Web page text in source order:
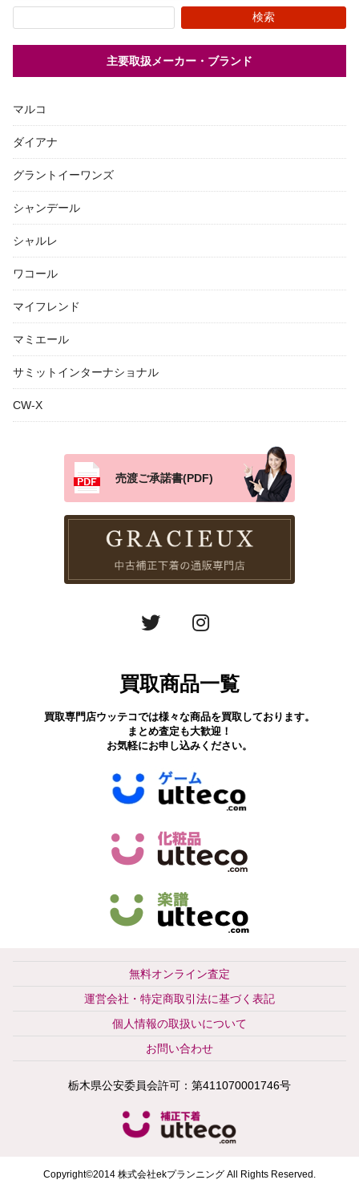
主要取扱メーカー・ブランド
マルコ
ダイアナ
グラントイーワンズ
シャンデール
シャルレ
ワコール
マイフレンド
マミエール
サミットインターナショナル
CW-X
売渡ご承諾書(PDF)
買取商品一覧
買取専門店ウッテコでは様々な商品を買取しております。
まとめ査定も大歓迎！
お気軽にお申し込みください。
無料オンライン査定
運営会社・特定商取引法に基づく表記
個人情報の取扱いについて
お問い合わせ
栃木県公安委員会許可：第411070001746号
Copyright©2014 株式会社ekプランニング All Rights Reserved.